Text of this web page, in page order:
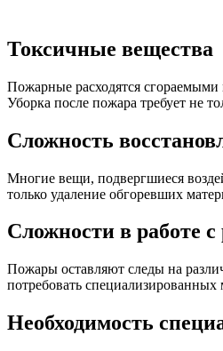
Токсичные вещества
Пожарные расходятся сгораемыми
Уборка после пожара требует не
Сложность
Многие вещи, подвергшиеся
только удаление обгоревших
Сложности в работе
Пожары оставляют следы на
потребовать
Необходимость